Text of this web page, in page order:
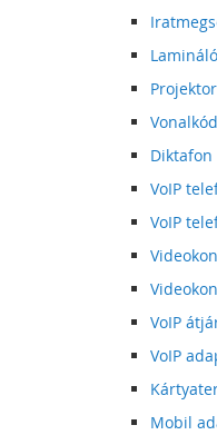
Projektor
Diktafon
VoIP
VoIP
VoIP
VoIP
Mobil